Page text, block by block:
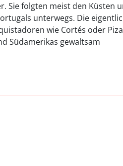
Sie folgten meist den Küsten
unterwegs. Die
wie Cortés oder
Südamerikas gewaltsam